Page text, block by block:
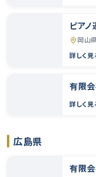
ピア
岡山
詳しく見
有限
詳しく見
広島県
有限